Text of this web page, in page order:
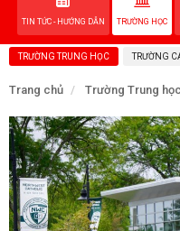
TIN TỨC - HƯỚNG DẪN TRƯỜNG HỌC
TRƯỜNG TRUNG HỌC TRƯỜNG
Trang chủ Trường Trung học
VỀ NAM PHONG